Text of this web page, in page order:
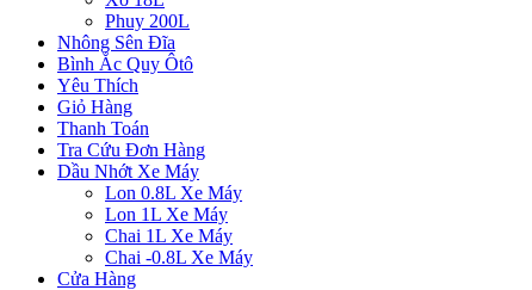
Phuy 200L
Nhông Sên Đĩa
Bình Ắc Quy Ôtô
Yêu Thích
Giỏ Hàng
Thanh Toán
Tra Cứu Đơn Hàng
Dầu Nhớt Xe Máy
Lon 0.8L Xe Máy
Lon 1L Xe Máy
Chai 1L Xe Máy
Chai -0.8L Xe Máy
Cửa Hàng